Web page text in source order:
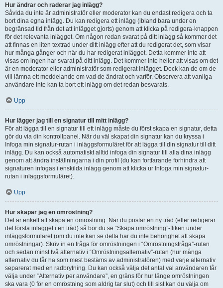
Hur ändrar och raderar jag inlägg?
Såvida du inte är administratör eller moderator kan du endast redigera och ta
bort dina egna inlägg. Du kan redigera ett inlägg (ibland bara under en
begränsad tid från det att inlägget gjorts) genom att klicka på redigera-knappen
för det relevanta inlägget. Om någon redan svarat på ditt inlägg så kommer det
att finnas en liten textrad under ditt inlägg efter att du redigerat det, som visar
hur många gånger och när du har redigerat inlägget. Detta kommer inte att
visas om ingen har svarat på ditt inlägg. Det kommer inte heller att visas om det
är en moderator eller administratör som redigerat inlägget. Dock kan de om de
vill lämna ett meddelande om vad de ändrat och varför. Observera att vanliga
användare inte kan ta bort ett inlägg om det redan besvarats.
Upp
Hur lägger jag till en signatur till mitt inlägg?
För att lägga till en signatur till ett inlägg måste du först skapa en signatur, detta
gör du via din kontrollpanel. När du väl skapat din signatur kan du kryssa i
Infoga min signatur-rutan i inläggsformuläret för att lägga till din signatur till ditt
inlägg. Du kan också automatiskt alltid infoga din signatur till alla dina inlägg
genom att ändra inställningarna i din profil (du kan fortfarande förhindra att
signaturen infogas i enskilda inlägg genom att klicka ur Infoga min signatur-
rutan i inläggsformuläret).
Upp
Hur skapar jag en omröstning?
Det är enkelt att skapa en omröstning. När du postar en ny tråd (eller redigerar
det första inlägget i en tråd) så bör du se “Skapa omröstning”-fliken under
inläggsformuläret (om du inte kan se detta har du inte behörighet att skapa
omröstningar). Skriv in en fråga för omröstningen i “Omröstningsfråga”-rutan
och sedan minst två alternativ i “Omröstningsalternativ”-rutan (hur många
alternativ du får ha som mest bestäms av administratören) med varje alternativ
separerat med en radbrytning. Du kan också välja det antal val användaren får
välja under “Alternativ per användare”, en gräns för hur länge omröstningen
ska vara (0 för en omröstning som aldrig tar slut) och till sist kan du välja om